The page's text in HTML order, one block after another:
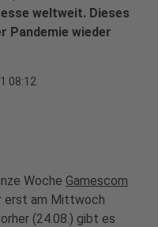
weltweit. Dieses
Pandemie wieder
08:12
Woche Gamescom
erst am Mittwoch
(24.08.) gibt es